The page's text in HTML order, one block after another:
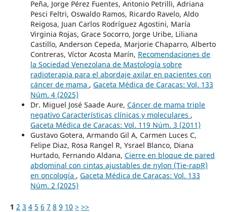
Peña, Jorge Pérez Fuentes, Antonio Petrilli, Adriana
Pesci Feltri, Oswaldo Ramos, Ricardo Ravelo, Aldo
Reigosa, Juan Carlos Rodríguez Agostini, María
Virginia Rojas, Grace Socorro, Jorge Uribe, Liliana
Castillo, Anderson Cepeda, Marjorie Chaparro, Alberto
Contreras, Víctor Acosta Marín, Recomendaciones de
la Sociedad Venezolana de Mastología sobre
radioterapia para el abordaje axilar en pacientes con
cáncer de mama , Gaceta Médica de Caracas: Vol. 133
Núm. 4 (2025)
Dr. Miguel José Saade Aure, Cáncer de mama triple
negativo Características clínicas y moleculares ,
Gaceta Médica de Caracas: Vol. 119 Núm. 3 (2011)
Gustavo Gotera, Armando Gil A, Carmen Luces C,
Felipe Diaz, Rosa Rangel R, Ysrael Blanco, Diana
Hurtado, Fernando Aldana, Cierre en bloque de pared
abdominal con cintas ajustables de nylon (Tie-rapR)
en oncología , Gaceta Médica de Caracas: Vol. 133
Núm. 2 (2025)
1 2 3 4 5 6 7 8 9 10 > >>